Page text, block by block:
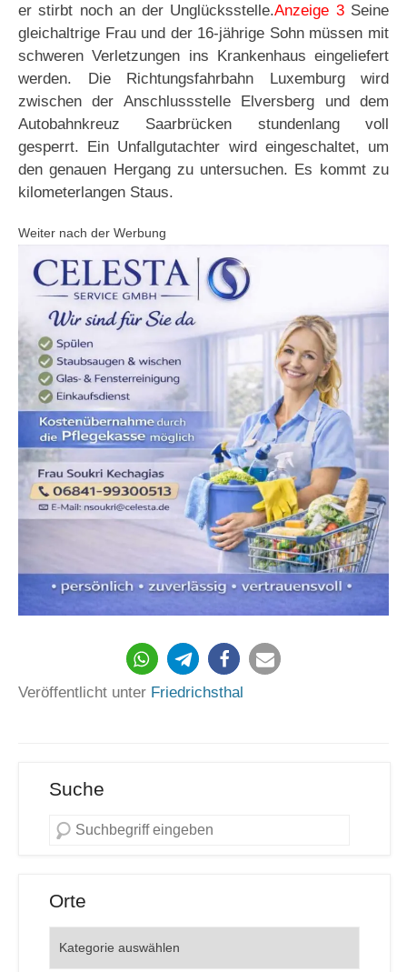
er stirbt noch an der Unglücksstelle.Anzeige 3Seine
gleichaltrige Frau und der 16-jährige Sohn müssen mit
schweren Verletzungen ins Krankenhaus eingeliefert
werden. Die Richtungsfahrbahn Luxemburg wird
zwischen der Anschlussstelle Elversberg und dem
Autobahnkreuz Saarbrücken stundenlang voll
gesperrt. Ein Unfallgutachter wird eingeschaltet, um
den genauen Hergang zu untersuchen. Es kommt zu
kilometerlangen Staus.
Weiter nach der Werbung
410
Veröffentlicht unter Friedrichsthal
Suche
Orte